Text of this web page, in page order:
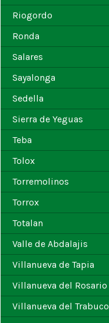
Riogordo
Ronda
Salares
Sayalonga
Sedella
Sierra de Yeguas
Teba
Tolox
Torremolinos
Torrox
Totalan
Valle de Abdalajis
Villanueva de Tapia
Villanueva del Rosario
Villanueva del Trabuco